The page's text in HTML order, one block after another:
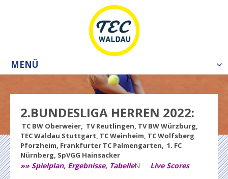
MENÜ
2.BUNDESLIGA HERREN 2022:
TC BW Oberweier, TV Reutlingen, TV BW Würzburg,
TEC Waldau Stuttgart, TC Weinheim, TC Wolfsberg
Pforzheim, Frankfurter TC Palmengarten, 1. FC
Nürnberg, SpVGG Hainsacker
»» Spielplan, Ergebnisse, TabelleN Live Scores